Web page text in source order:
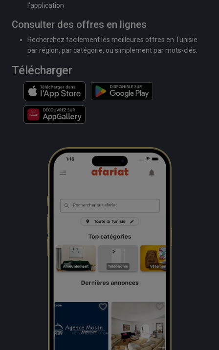
l'application
Consulter des offres en lignes
Recherchez facilement les meilleures offres en Tunisie
par région, par catégorie, ou simplement par mots-clés.
Télécharger